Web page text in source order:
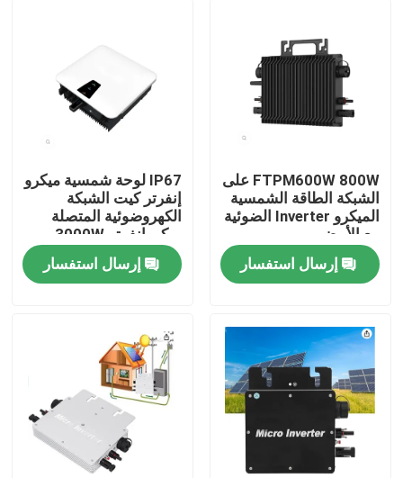
المنتجات
فيديوهات
FTPM600W 800W على
الشبكة الطاقة الشمسية
الميكرو Inverter الضوئية
مع الأبيض
إرسال استفسار
IP67 لوحة شمسية ميكرو
إنفرتر كيت الشبكة
الكهروضوئية المتصلة
ميكروإنفرتر 3000W
إرسال استفسار